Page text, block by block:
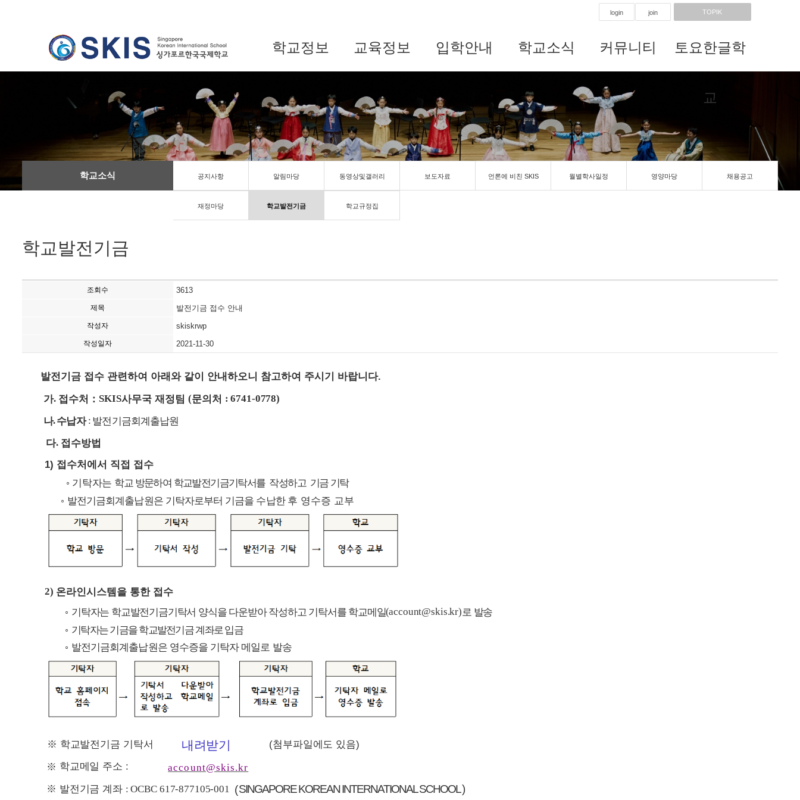
login join TOPIK
학교정보 교육정보 입학안내 학교소식 커뮤니티 토요한글학
교
학교소식 공지사항 알림마당 동영상및갤러리 보도자료 언론에 비친 SKIS 월별학사일정 영양마당 채용공고
재정마당 학교발전기금 학교규정집
학교발전기금
조회수 3613
제목 발전기금 접수 안내
작성자 skiskrwp
작성일자 2021-11-30
발전기금 접수 관련하여 아래와 같이 안내하오니 참고하여 주시기 바랍니다.
가. 접수처 ： SKIS사무국 재정팀(문의처 : 6741-0778)
나.수납자: 발전기금회계출납원
다. 접수방법
1) 접수처에서 직접 접수
◦ 기탁자는 학교 방문하여 학교발전기금기탁서를 작성하고 기금 기탁
◦ 발전기금회계출납원은 기탁자로부터 기금을 수납한 후 영수증 교부
2) 온라인시스템을 통한 접수
◦ 기탁자는 학교발전기금기탁서 양식을 다운받아 작성하고 기탁서를 학교메일(account@skis.kr) 로 발송
◦ 기탁자는 기금을 학교발전기금 계좌로 입금
◦ 발전기금회계출납원은 영수증을 기탁자 메일로 발송
※ 학교발전기금 기탁서
내려받기
(첨부파일에도 있음)
※ 학교메일 주소 :
account@skis.kr
※ 발전기금 계좌 : OCBC 617-877105-001 (SINGAPORE KOREAN INTERNATIONAL SCHOOL )